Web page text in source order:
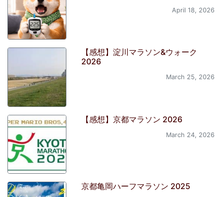
April 18, 2026
【感想】淀川マラソン&ウォーク
2026
March 25, 2026
【感想】京都マラソン 2026
March 24, 2026
京都亀岡ハーフマラソン 2025